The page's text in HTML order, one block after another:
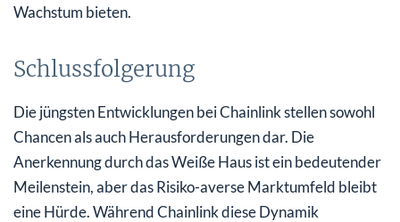
Wachstum bieten.
Schlussfolgerung
Die jüngsten Entwicklungen bei Chainlink stellen sowohl
Chancen als auch Herausforderungen dar. Die
Anerkennung durch das Weiße Haus ist ein bedeutender
Meilenstein, aber das Risiko-averse Marktumfeld bleibt
eine Hürde. Während Chainlink diese Dynamik